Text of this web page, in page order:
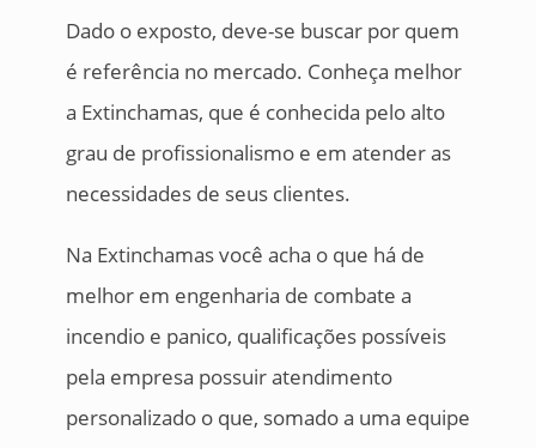
Dado o exposto, deve-se buscar por quem
é referência no mercado. Conheça melhor
a Extinchamas, que é conhecida pelo alto
grau de profissionalismo e em atender as
necessidades de seus clientes.
Na Extinchamas você acha o que há de
melhor em engenharia de combate a
incendio e panico, qualificações possíveis
pela empresa possuir atendimento
personalizado o que, somado a uma equipe